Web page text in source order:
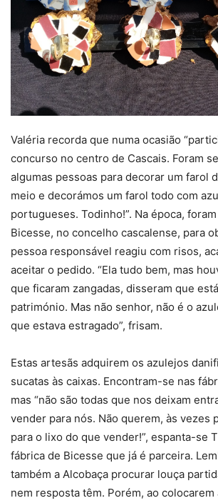
Valéria recorda que numa ocasião
concurso no centro de Cascais. Foram
algumas pessoas para decorar um farol
meio e decorámos um farol todo com
portugueses. Todinho!”. Na época,
Bicesse, no concelho cascalense, para
pessoa responsável reagiu com risos,
aceitar o pedido. “Ela tudo bem, mas
que ficaram zangadas, disseram que
património. Mas não senhor, não é o
que estava estragado”, frisam.
Estas artesãs adquirem os azulejos
sucatas às caixas. Encontram-se nas
mas “não são todas que nos deixam
vender para nós. Não querem, às vezes
para o lixo do que vender!”, espanta-se
fábrica de Bicesse que já é parceira.
também a Alcobaça procurar louça
nem resposta têm. Porém, ao